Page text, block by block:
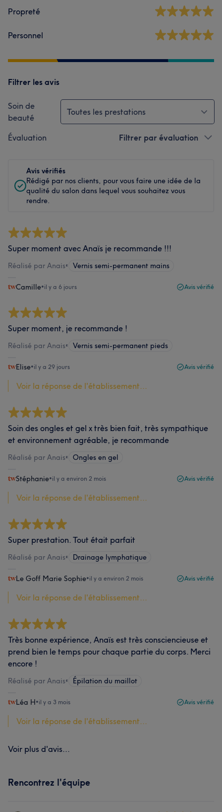
Propreté
Personnel
Filtrer les avis
Soin de
beauté
Toutes les prestations
Évaluation Filtrer par évaluation
Avis vérifiés
Rédigé par nos clients, pour vous faire une idée de la
qualité du salon dans lequel vous souhaitez vous
rendre.
Super moment avec Anaïs je recommande !!!
Réalisé par Anais• Vernis semi-permanent mains
Camille•il y a 6 jours Avis vérifié
Super moment, je recommande !
Réalisé par Anais• Vernis semi-permanent pieds
Elise•il y a 29 jours Avis vérifié
Voir la réponse de l'établissement...
Soin des ongles et gel x très bien fait, très sympathique
et environnement agréable, je recommande
Réalisé par Anais• Ongles en gel
Stéphanie•il y a environ 2 mois Avis vérifié
Voir la réponse de l'établissement...
Super prestation. Tout était parfait
Réalisé par Anais• Drainage lymphatique
Le Goff Marie Sophie•il y a environ 2 mois Avis vérifié
Voir la réponse de l'établissement...
Très bonne expérience, Anaïs est très consciencieuse et
prend bien le temps pour chaque partie du corps. Merci
encore !
Réalisé par Anais• Épilation du maillot
Léa H•il y a 3 mois Avis vérifié
Voir la réponse de l'établissement...
Voir plus d'avis...
Rencontrez l'équipe